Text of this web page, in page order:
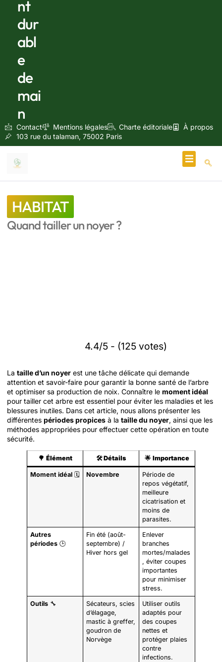
nt
dur
abl
e
de
mai
n
Contact Mentions légales Charte éditoriale
À propos
103 rue du talaman, 75002 Paris
HABITAT
Quand tailler un noyer ?
4.4/5 - (125 votes)
La taille d’un noyer est une tâche délicate qui demande
attention et savoir-faire pour garantir la bonne santé de l’arbre
et optimiser sa production de noix. Connaître le moment idéal
pour tailler cet arbre est essentiel pour éviter les maladies et les
blessures inutiles. Dans cet article, nous allons présenter les
différentes périodes propices à la taille du noyer, ainsi que les
méthodes appropriées pour effectuer cette opération en toute
sécurité.
🌳 Élément 🛠️Détails 🌟 Importance
Moment idéal 🗓️ Novembre
Période de
repos végétatif,
meilleure
cicatrisation et
moins de
parasites.
Autres
périodes 🕒
Fin été (août-
septembre) /
Hiver hors gel
Enlever
branches
mortes/malades
, éviter coupes
importantes
pour minimiser
stress.
Outils 🔧
Sécateurs, scies
d’élagage,
mastic à greffer,
goudron de
Norvège
Utiliser outils
adaptés pour
des coupes
nettes et
protéger plaies
contre
infections.